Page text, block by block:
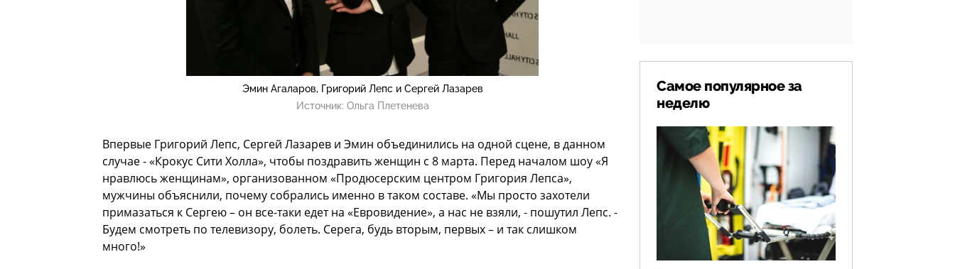
Эмин Агаларов, Григорий Лепс и Сергей Лазарев
Источник: Ольга Плетенева
Впервые Григорий Лепс, Сергей Лазарев и Эмин объединились на одной сцене, в данном
случае - «Крокус Сити Холла», чтобы поздравить женщин с 8 марта. Перед началом шоу «Я
нравлюсь женщинам», организованном «Продюсерским центром Григория Лепса»,
мужчины объяснили, почему собрались именно в таком составе. «Мы просто захотели
примазаться к Сергею – он все-таки едет на «Евровидение», а нас не взяли, - пошутил Лепс. -
Будем смотреть по телевизору, болеть. Серега, будь вторым, первых – и так слишком
много!»
Самое популярное за
неделю